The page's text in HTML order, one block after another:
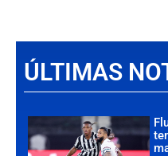
ÚLTIMAS